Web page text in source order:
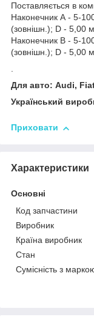
Поставляється в
Наконечник А - 5-
(зовнішн.); D - 5,00
Наконечник В - 5-
(зовнішн.); D - 5,00
.
Для авто: Audi,
Український
Приховати
Характеристики
Основні
Код запчастини
Виробник
Країна виробник
Стан
Сумісність з